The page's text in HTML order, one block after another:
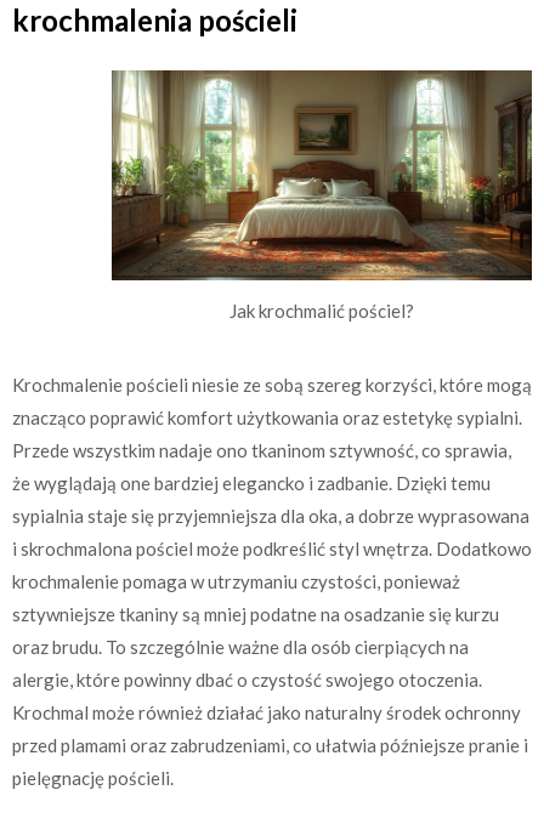
krochmalenia pościeli
Jak krochmalić pościel?
Krochmalenie pościeli niesie ze sobą szereg korzyści, które mogą
znacząco poprawić komfort użytkowania oraz estetykę sypialni.
Przede wszystkim nadaje ono tkaninom sztywność, co sprawia,
że wyglądają one bardziej elegancko i zadbanie. Dzięki temu
sypialnia staje się przyjemniejsza dla oka, a dobrze wyprasowana
i skrochmalona pościel może podkreślić styl wnętrza. Dodatkowo
krochmalenie pomaga w utrzymaniu czystości, ponieważ
sztywniejsze tkaniny są mniej podatne na osadzanie się kurzu
oraz brudu. To szczególnie ważne dla osób cierpiących na
alergie, które powinny dbać o czystość swojego otoczenia.
Krochmal może również działać jako naturalny środek ochronny
przed plamami oraz zabrudzeniami, co ułatwia późniejsze pranie i
pielęgnację pościeli.